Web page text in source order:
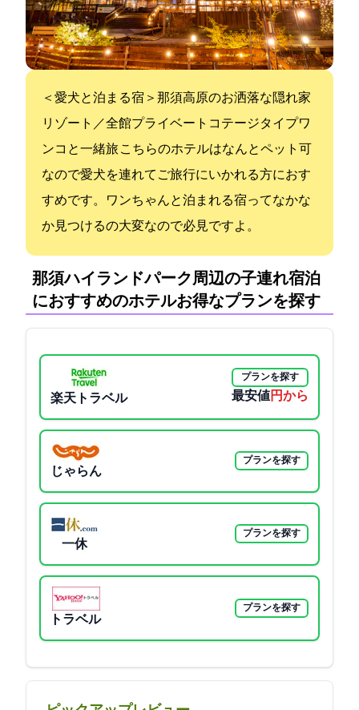
＜愛犬と泊まる宿＞那須高原のお洒落な隠れ家
リゾート／全館プライベートコテージタイプ“ワ
ンコと一緒旅” こちらのホテルはなんとペット可
なので愛犬を連れてご旅行にいかれる方におす
すめです。ワンちゃんと泊まれる宿ってなかな
か見つけるの大変なので必見ですよ。
那須ハイランドパーク周辺の子連れ宿泊
におすすめのホテル:お得なプランを探す
楽天トラベル
プランを探す
最安値5489円から
じゃらん
プランを探す
一休
プランを探す
Yahoo!トラベル
プランを探す